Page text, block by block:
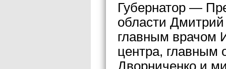
Губернатор —
области
главным врачом
центра, главным
Дворниченко и